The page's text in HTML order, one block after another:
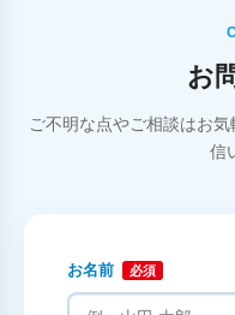
お
ご不明な点やご相談はお
信
お名前 必須